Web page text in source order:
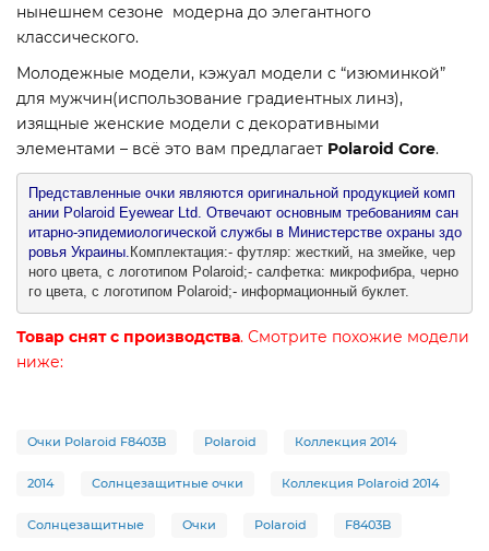
нынешнем сезоне модерна до элегантного
классического.
Молодежные модели, кэжуал модели с “изюминкой”
для мужчин(использование градиентных линз),
изящные женские модели с декоративными
элементами – всё это вам предлагает Polaroid Core.
Представленные очки являются оригинальной продукцией комп
ании Polaroid Eyewear Ltd. Отвечают основным требованиям сан
итарно-эпидемиологической службы в Министерстве охраны здо
ровья Украины. Комплектация:- футляр: жесткий, на змейке, чер
ного цвета, с логотипом Polaroid;- салфетка: микрофибра, черно
го цвета, с логотипом Polaroid;- информационный буклет.
Товар снят с производства. Смотрите похожие модели
ниже:
Очки Polaroid F8403B Polaroid Коллекция 2014
2014 Солнцезащитные очки Коллекция Polaroid 2014
Солнцезащитные Очки Polaroid F8403B